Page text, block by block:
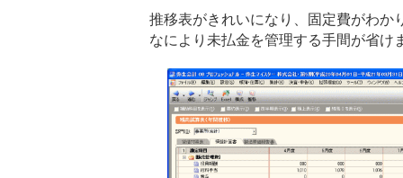
推移表がきれいになり、固定費がわか
なにより未払金を管理する手間が省け